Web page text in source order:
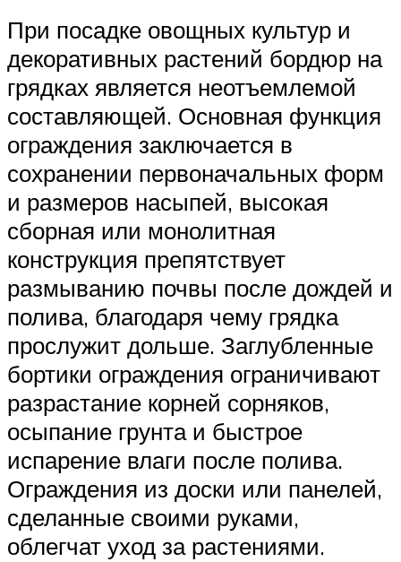
При посадке овощных культур и
декоративных растений бордюр на
грядках является неотъемлемой
составляющей. Основная функция
ограждения заключается в
сохранении первоначальных форм
и размеров насыпей, высокая
сборная или монолитная
конструкция препятствует
размыванию почвы после дождей и
полива, благодаря чему грядка
прослужит дольше. Заглубленные
бортики ограждения ограничивают
разрастание корней сорняков,
осыпание грунта и быстрое
испарение влаги после полива.
Ограждения из доски или панелей,
сделанные своими руками,
облегчат уход за растениями.